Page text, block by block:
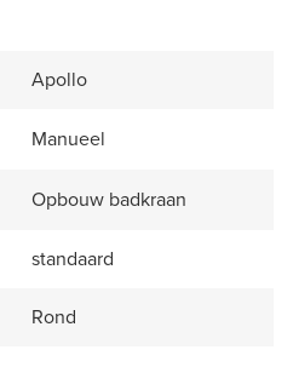
Apollo
Manueel
Opbouw badkraan
standaard
Rond